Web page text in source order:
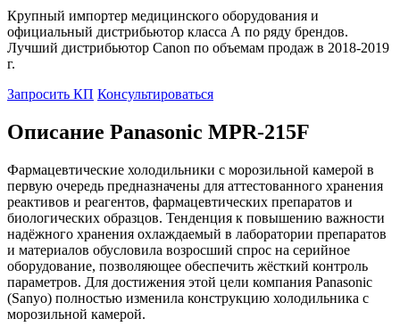
Крупный импортер медицинского оборудования и
официальный дистрибьютор класса А по ряду брендов.
Лучший дистрибьютор Canon по объемам продаж в 2018-2019
г.
Запросить КП Консультироваться
Описание Panasonic MPR-215F
Фармацевтические холодильники с морозильной камерой в
первую очередь предназначены для аттестованного хранения
реактивов и реагентов, фармацевтических препаратов и
биологических образцов. Тенденция к повышению важности
надёжного хранения охлаждаемый в лаборатории препаратов
и материалов обусловила возросший спрос на серийное
оборудование, позволяющее обеспечить жёсткий контроль
параметров. Для достижения этой цели компания Panasonic
(Sanyo) полностью изменила конструкцию холодильника с
морозильной камерой.